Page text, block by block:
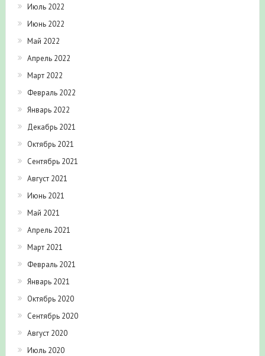
Июль 2022
Июнь 2022
Май 2022
Апрель 2022
Март 2022
Февраль 2022
Январь 2022
Декабрь 2021
Октябрь 2021
Сентябрь 2021
Август 2021
Июнь 2021
Май 2021
Апрель 2021
Март 2021
Февраль 2021
Январь 2021
Октябрь 2020
Сентябрь 2020
Август 2020
Июль 2020